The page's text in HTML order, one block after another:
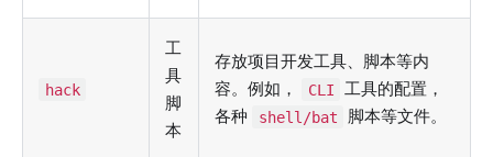
hack
工
具
脚
本
存放项目开发工具、脚本等内
容。例如，
CLI
工具的配置，
各种
shell/bat 脚本等文件。